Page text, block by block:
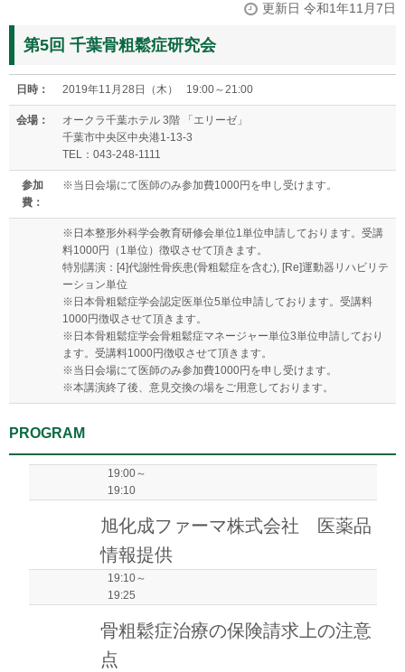
更新日 令和1年11月7日
第5回 千葉骨粗鬆症研究会
日時： 2019年11月28日（木） 19:00～21:00
会場：
オークラ千葉ホテル 3階 「エリーゼ」
千葉市中央区中央港1-13-3
TEL：043-248-1111
参加
費：
※当日会場にて医師のみ参加費1000円を申し受けます。
※日本整形外科学会教育研修会単位1単位申請しております。受講
料1000円（1単位）徴収させて頂きます。
特別講演：[4]代謝性骨疾患(骨粗鬆症を含む), [Re]運動器リハビリテ
ーション単位
※日本骨粗鬆症学会認定医単位5単位申請しております。受講料
1000円徴収させて頂きます。
※日本骨粗鬆症学会骨粗鬆症マネージャー単位3単位申請しており
ます。受講料1000円徴収させて頂きます。
※当日会場にて医師のみ参加費1000円を申し受けます。
※本講演終了後、意見交換の場をご用意しております。
PROGRAM
19:00～
19:10
旭化成ファーマ株式会社 医薬品
情報提供
19:10～
19:25
骨粗鬆症治療の保険請求上の注意
点